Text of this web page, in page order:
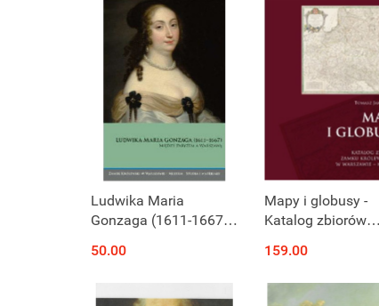
Produkt niedostępny
Ludwika Maria
Gonzaga (1611-1667).
Warszawą
50.00
Produkt
Mapy i globusy -
Katalog zbiorów
Warszawie -
159.00